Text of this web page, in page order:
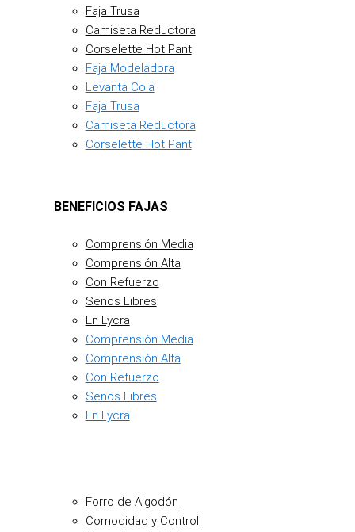
Faja Trusa
Camiseta Reductora
Corselette Hot Pant
Faja Modeladora
Levanta Cola
Faja Trusa
Camiseta Reductora
Corselette Hot Pant
BENEFICIOS FAJAS
Comprensión Media
Comprensión Alta
Con Refuerzo
Senos Libres
En Lycra
Comprensión Media
Comprensión Alta
Con Refuerzo
Senos Libres
En Lycra
Forro de Algodón
Comodidad y Control